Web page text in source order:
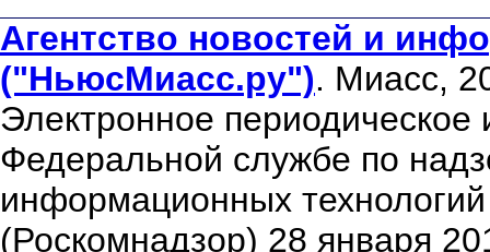
Агентство новостей и
("НьюсМиасс.ру"). Миасс,
Электронное периодическое
Федеральной службе по
информационных
(Роскомнадзор) 28 января